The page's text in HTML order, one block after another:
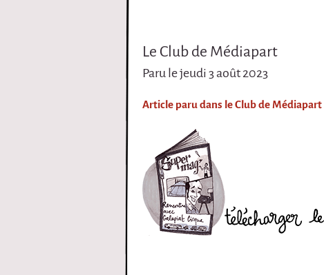
i
r
q
u
e
Le Club de Médiapart
Paru le jeudi 3 août 2023
Article paru dans le Club de Médiapart